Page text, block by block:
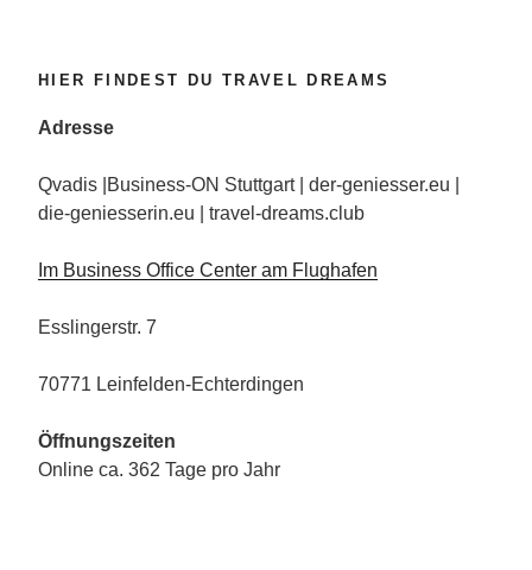
HIER FINDEST DU TRAVEL DREAMS
Adresse
Qvadis |Business-ON Stuttgart | der-geniesser.eu |
die-geniesserin.eu | travel-dreams.club
Im Business Office Center am Flughafen
Esslingerstr. 7
70771 Leinfelden-Echterdingen
Öffnungszeiten
Online ca. 362 Tage pro Jahr